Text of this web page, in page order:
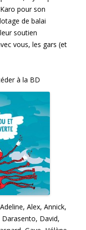
pour son
de balai
soutien
vous, les gars (et
à la BD
Alex, Annick,
Darasento, David,